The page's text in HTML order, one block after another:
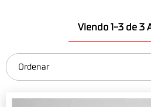
Viendo 1-3 de 3
Ordenar